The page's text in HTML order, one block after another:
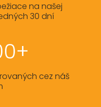
na našej
30 dní
cez náš